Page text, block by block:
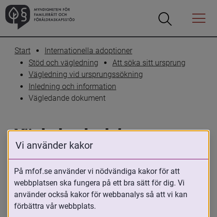
Öppna
Öppna
Menyn
Start
Internationella adoptioner
Stöd och vägledning
Att söka sitt ursprung
Vägledning vid ursprungssökning
Inledning och information
Vägledande dokument
Vägledande dokument
Nedan beskrivs dokument och
konventioner som visar på vikten av stöd
till adopterade. Dessa är inte juridiskt
Vi använder kakor
På mfof.se använder vi nödvändiga kakor för att
webbplatsen ska fungera på ett bra sätt för dig. Vi
använder också kakor för webbanalys så att vi kan
förbättra vår webbplats.